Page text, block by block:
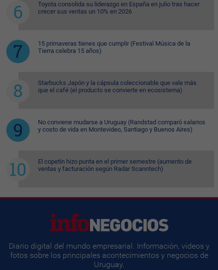
Toyota consolida su liderazgo en España en julio tras hacer
crecer sus ventas un 10% en 2026
15 primaveras tienes que cumplir (Festival Música de la
Tierra celebra 15 años)
Starbucks Japón y la cápsula coleccionable que vale más
que el café (el producto se convierte en ecosistema)
No conviene mudarse a Uruguay (Randstad comparó salarios
y costo de vida en Montevideo, Santiago y Buenos Aires)
El copetín hizo punta en el primer semestre (aumento de
ventas y facturación según Radar Scanntech)
Diario digital del mundo empresarial. Información, videos y
fotos sobre los principales acontecimientos y negocios de
Uruguay.